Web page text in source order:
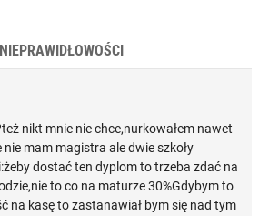
nikt mnie nie chce,nurkowałem nawet
mam magistra ale dwie szkoły
dostać ten dyplom to trzeba zdać na
to co na maturze 30%Gdybym to
na kasę to zastanawiał bym się nad tym